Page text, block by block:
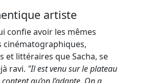
artiste
confie avoir les mêmes
cinématographiques,
et littéraires que Sacha, se
ravi. "Il est venu sur le plateau